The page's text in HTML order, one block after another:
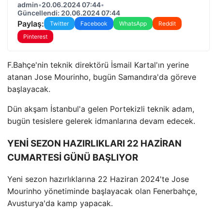
admin•20.06.2024 07:44•
Güncellendi: 20.06.2024 07:44
Paylaş: Twitter Facebook WhatsApp
Reddit
Pinterest
F.Bahçe'nin teknik direktörü İsmail Kartal'ın yerine
atanan Jose Mourinho, bugün Samandıra'da göreve
başlayacak.
Dün akşam İstanbul'a gelen Portekizli teknik adam,
bugün tesislere gelerek idmanlarına devam edecek.
YENİ SEZON HAZIRLIKLARI 22 HAZİRAN
CUMARTESİ GÜNÜ BAŞLIYOR
Yeni sezon hazırlıklarına 22 Haziran 2024'te Jose
Mourinho yönetiminde başlayacak olan Fenerbahçe,
Avusturya'da kamp yapacak.